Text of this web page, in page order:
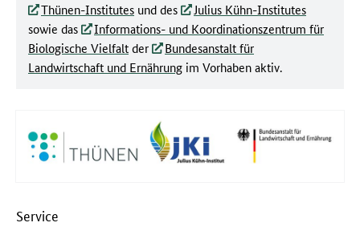
Thünen-Institutes und des
Julius Kühn-Institutes
sowie das
Informations- und Koordinationszentrum für
Biologische Vielfaltder
Bundesanstalt für
Landwirtschaft und Ernährung im Vorhaben aktiv.
Service